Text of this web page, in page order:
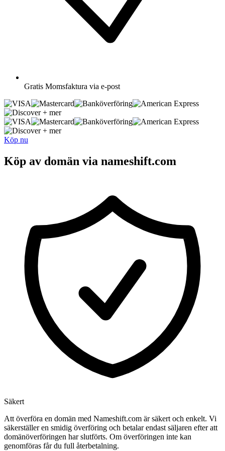
Gratis Momsfaktura via e-post
+ mer
+ mer
Köp nu
Köp av domän via nameshift.com
Säkert
Att överföra en domän med Nameshift.com är säkert och enkelt. Vi
säkerställer en smidig överföring och betalar endast säljaren efter att
domänöverföringen har slutförts. Om överföringen inte kan
genomföras får du full återbetalning.